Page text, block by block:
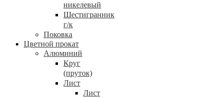
никелевый
Шестигранник
г/к
Поковка
Цветной прокат
Алюминий
Круг
(пруток)
Лист
Лист